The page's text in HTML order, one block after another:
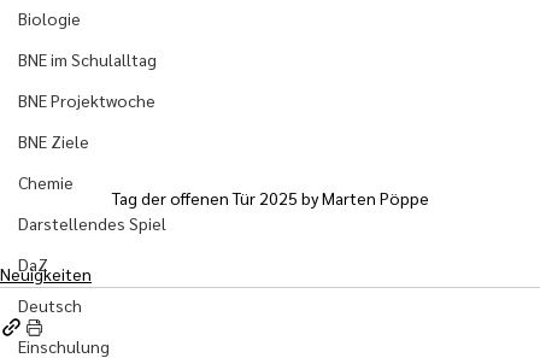
Biologie
BNE im Schulalltag
BNE Projektwoche
BNE Ziele
Chemie
Darstellendes Spiel
DaZ
Deutsch
Einschulung
Tag der offenen Tür 2025 by Marten Pöppe
Neuigkeiten